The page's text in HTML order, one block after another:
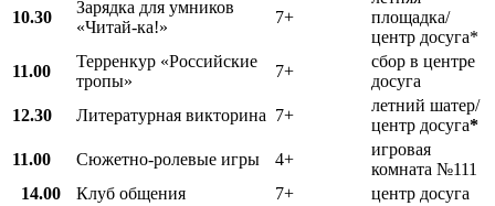
10.30
Зарядка для умников
«Читай-ка!»
7+
площадка/
центр досуга*
11.00
Терренкур «Российские
тропы»
7+
сбор в центре
досуга
12.30
Литературная викторина 7+
летний шатер/
центр досуга*
11.00
Сюжетно-ролевые игры 4+
игровая
комната №111
14.00
Клуб общения 7+
центр досуга